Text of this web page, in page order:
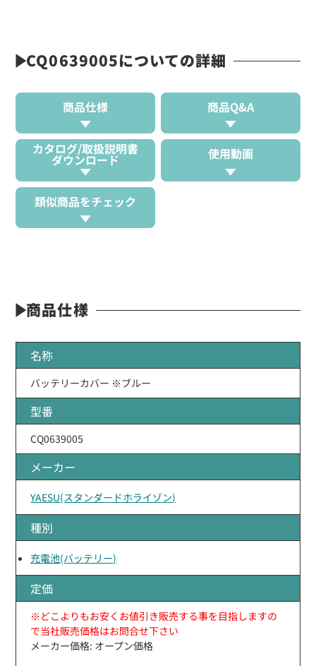
CQ0639005についての詳細
商品仕様 商品Q&A
カタログ/取扱説明書
ダウンロード 使用動画
類似商品をチェック
商品仕様
名称
バッテリーカバー ※ブルー
型番
CQ0639005
メーカー
YAESU(スタンダードホライゾン)
種別
充電池(バッテリー)
定価
※どこよりもお安くお値引き販売する事を目指しますの
で当社販売価格はお問合せ下さい
メーカー価格: オープン価格